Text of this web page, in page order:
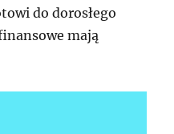
do dorosłego
mają